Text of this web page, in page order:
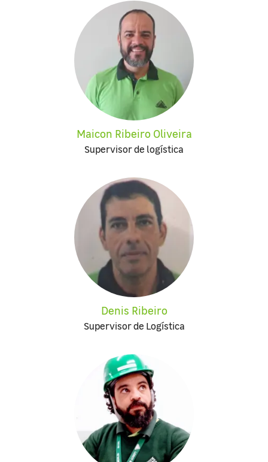
Maicon Ribeiro Oliveira
Supervisor de logística
Denis Ribeiro
Supervisor de Logística